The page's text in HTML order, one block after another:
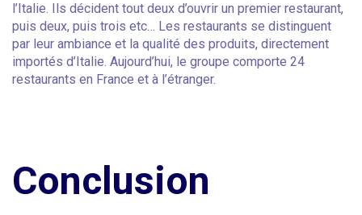
l’Italie. Ils décident tout deux d’ouvrir un premier restaurant,
puis deux, puis trois etc… Les restaurants se distinguent
par leur ambiance et la qualité des produits, directement
importés d’Italie. Aujourd’hui, le groupe comporte 24
restaurants en France et à l’étranger.
Conclusion